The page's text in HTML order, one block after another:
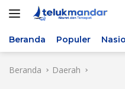
Beranda Populer
Beranda Daerah